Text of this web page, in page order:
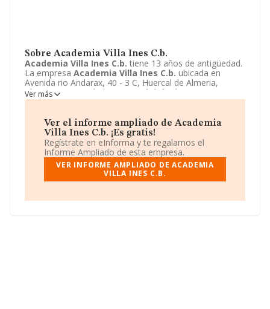
Sobre Academia Villa Ines C.b.
Academia Villa Ines C.b. tiene 13 años de antigüedad.
La empresa Academia Villa Ines C.b. ubicada en
Avenida rio Andarax, 40 - 3 C, Huercal de Almeria,
Almeria. Su actividad CNAE está definida como 8559 -
Otra educación n.c.o.p.. La forma jurídica deAcademia
Ver más
Ver el informe ampliado de Academia
Villa Ines C.b. ¡Es gratis!
Regístrate en eInforma y te regalamos el
Informe Ampliado de esta empresa.
VER INFORME AMPLIADO DE ACADEMIA
VILLA INES C.B.